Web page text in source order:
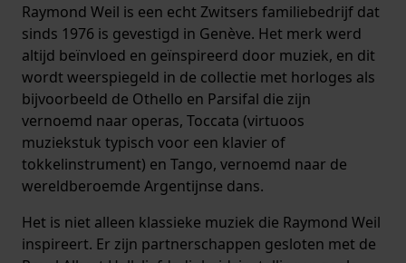
Raymond Weil is een echt Zwitsers familiebedrijf dat
sinds 1976 is gevestigd in Genève. Het merk werd
altijd beïnvloed en geïnspireerd door muziek, en dit
wordt weerspiegeld in de collectie met horloges als
bijvoorbeeld de Othello en Parsifal die zijn
vernoemd naar operas, Toccata (virtuoos
muziekstuk typisch voor een klavier of
tokkelinstrument) en Tango, vernoemd naar de
wereldberoemde Argentijnse dans.
Het is niet alleen klassieke muziek die Raymond Weil
inspireert. Er zijn partnerschappen gesloten met de